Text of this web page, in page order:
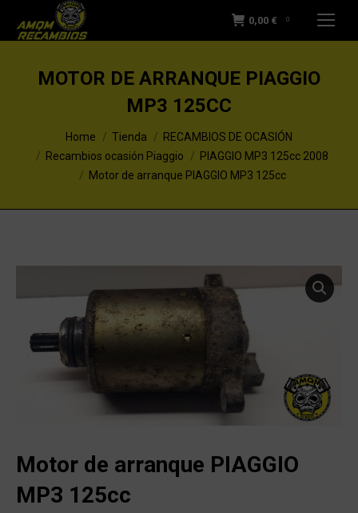
0,00 € 0
MOTOR DE ARRANQUE PIAGGIO
MP3 125CC
You are here:Home Tienda
RECAMBIOS DE OCASIÓN
Recambios ocasión Piaggio
PIAGGIO MP3 125cc 2008
Motor de arranque PIAGGIO MP3 125cc
Motor de arranque PIAGGIO
MP3 125cc